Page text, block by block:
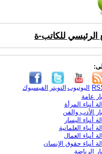
الرئيسي للكاتب-ة
الفيسبوك التويتر اليوتيوب
عامة
أنباء المرأة
الأدب والفن
أنباء اليسار
أنباء العلمانية
أنباء العمال
أنباء حقوق الإنسان
الرياضة